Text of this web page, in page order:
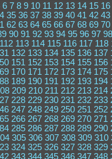
6 7 8 9 10 11 12 13 14 15 16
35 36 37 38 39 40 41 42 43
62 63 64 65 66 67 68 69 70
90 91 92 93 94 95 96 97 98
112 113 114 115 116 117 118
132 133 134 135 136 137
151 152 153 154 155 156
170 171 172 173 174 175
189 190 191 192 193 194
209 210 211 212 213 214
228 229 230 231 232 233
247 248 249 250 251 252
266 267 268 269 270 271
285 286 287 288 289 290
305 306 307 308 309 310
324 325 326 327 328 329
343 344 345 346 347 348